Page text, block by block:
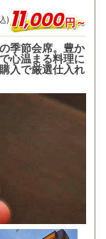
)11,000円～
季節会席。豊か
心温まる料理に
入で厳選仕入れ